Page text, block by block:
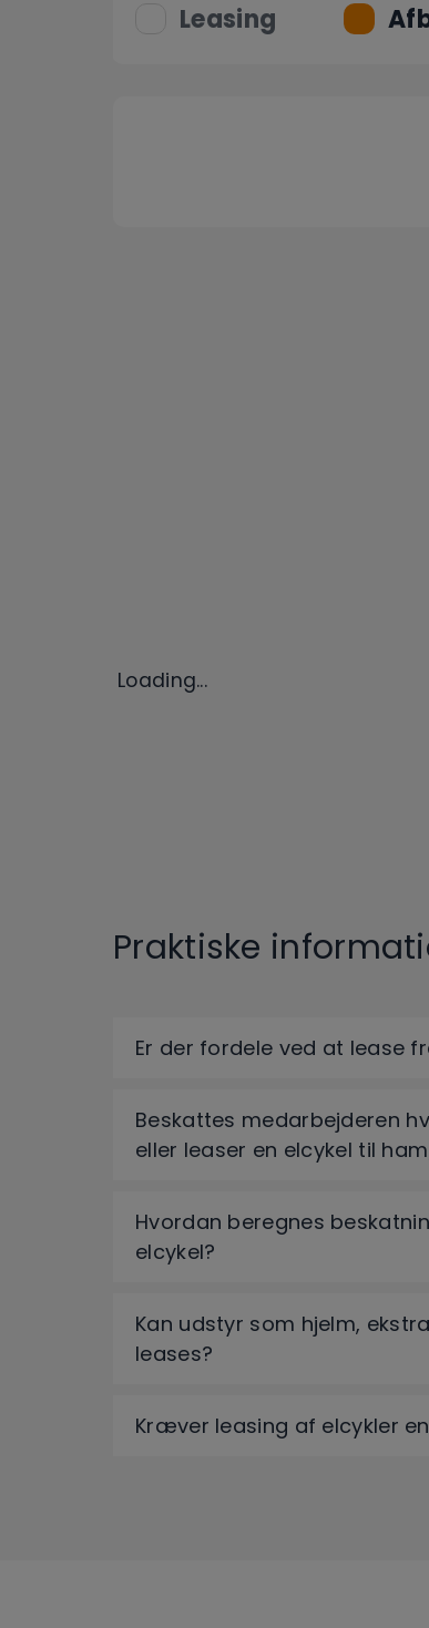
Leasing
Loading...
Praktiske
Er der fordele ved at lease
Beskattes medarbejderen
eller leaser en elcykel til
Hvordan beregnes
elcykel?
Kan udstyr som hjelm,
leases?
Kræver leasing af elcykler